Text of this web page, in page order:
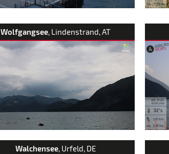
Wolfgangsee, Lindenstrand, AT
Walchensee, Urfeld, DE